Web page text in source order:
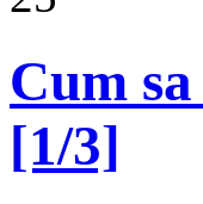
Cum
[1/3]